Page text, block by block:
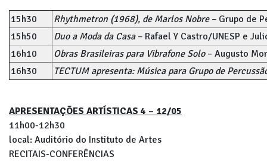
15h30 Rhythmetron (1968), de Marlos Nobre– Grupo de
15h50
Duo a Moda da Casa– Rafael Y Castro/UNESP e
16h10
Obras Brasileiras para Vibrafone Solo– Augusto
16h30
TECTUM apresenta: Música para Grupo de
APRESENTAÇÕES ARTÍSTICAS 4 – 12/05
11h00-12h30
local: Auditório do Instituto de Artes
RECITAIS-CONFERÊNCIAS